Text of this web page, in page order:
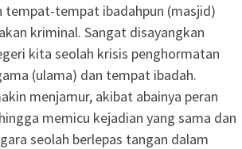
tempat-tempat ibadahpun (masjid)
kriminal. Sangat disayangkan
kita seolah krisis penghormatan
(ulama) dan tempat ibadah.
menjamur, akibat abainya peran
memicu kejadian yang sama dan
seolah berlepas tangan dalam